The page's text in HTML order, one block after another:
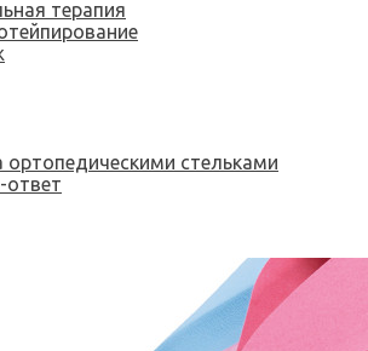
терапия
ортопедическими стельками
ответ